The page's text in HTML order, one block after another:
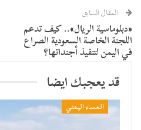
المقال السابق
​«دبلوماسية الريال».. كيف تدعم
اللجنة الخاصة السعودية الصراع
في اليمن لتنفيذ أجنداتها؟
قد يعجبك ايضا
المساء اليمني